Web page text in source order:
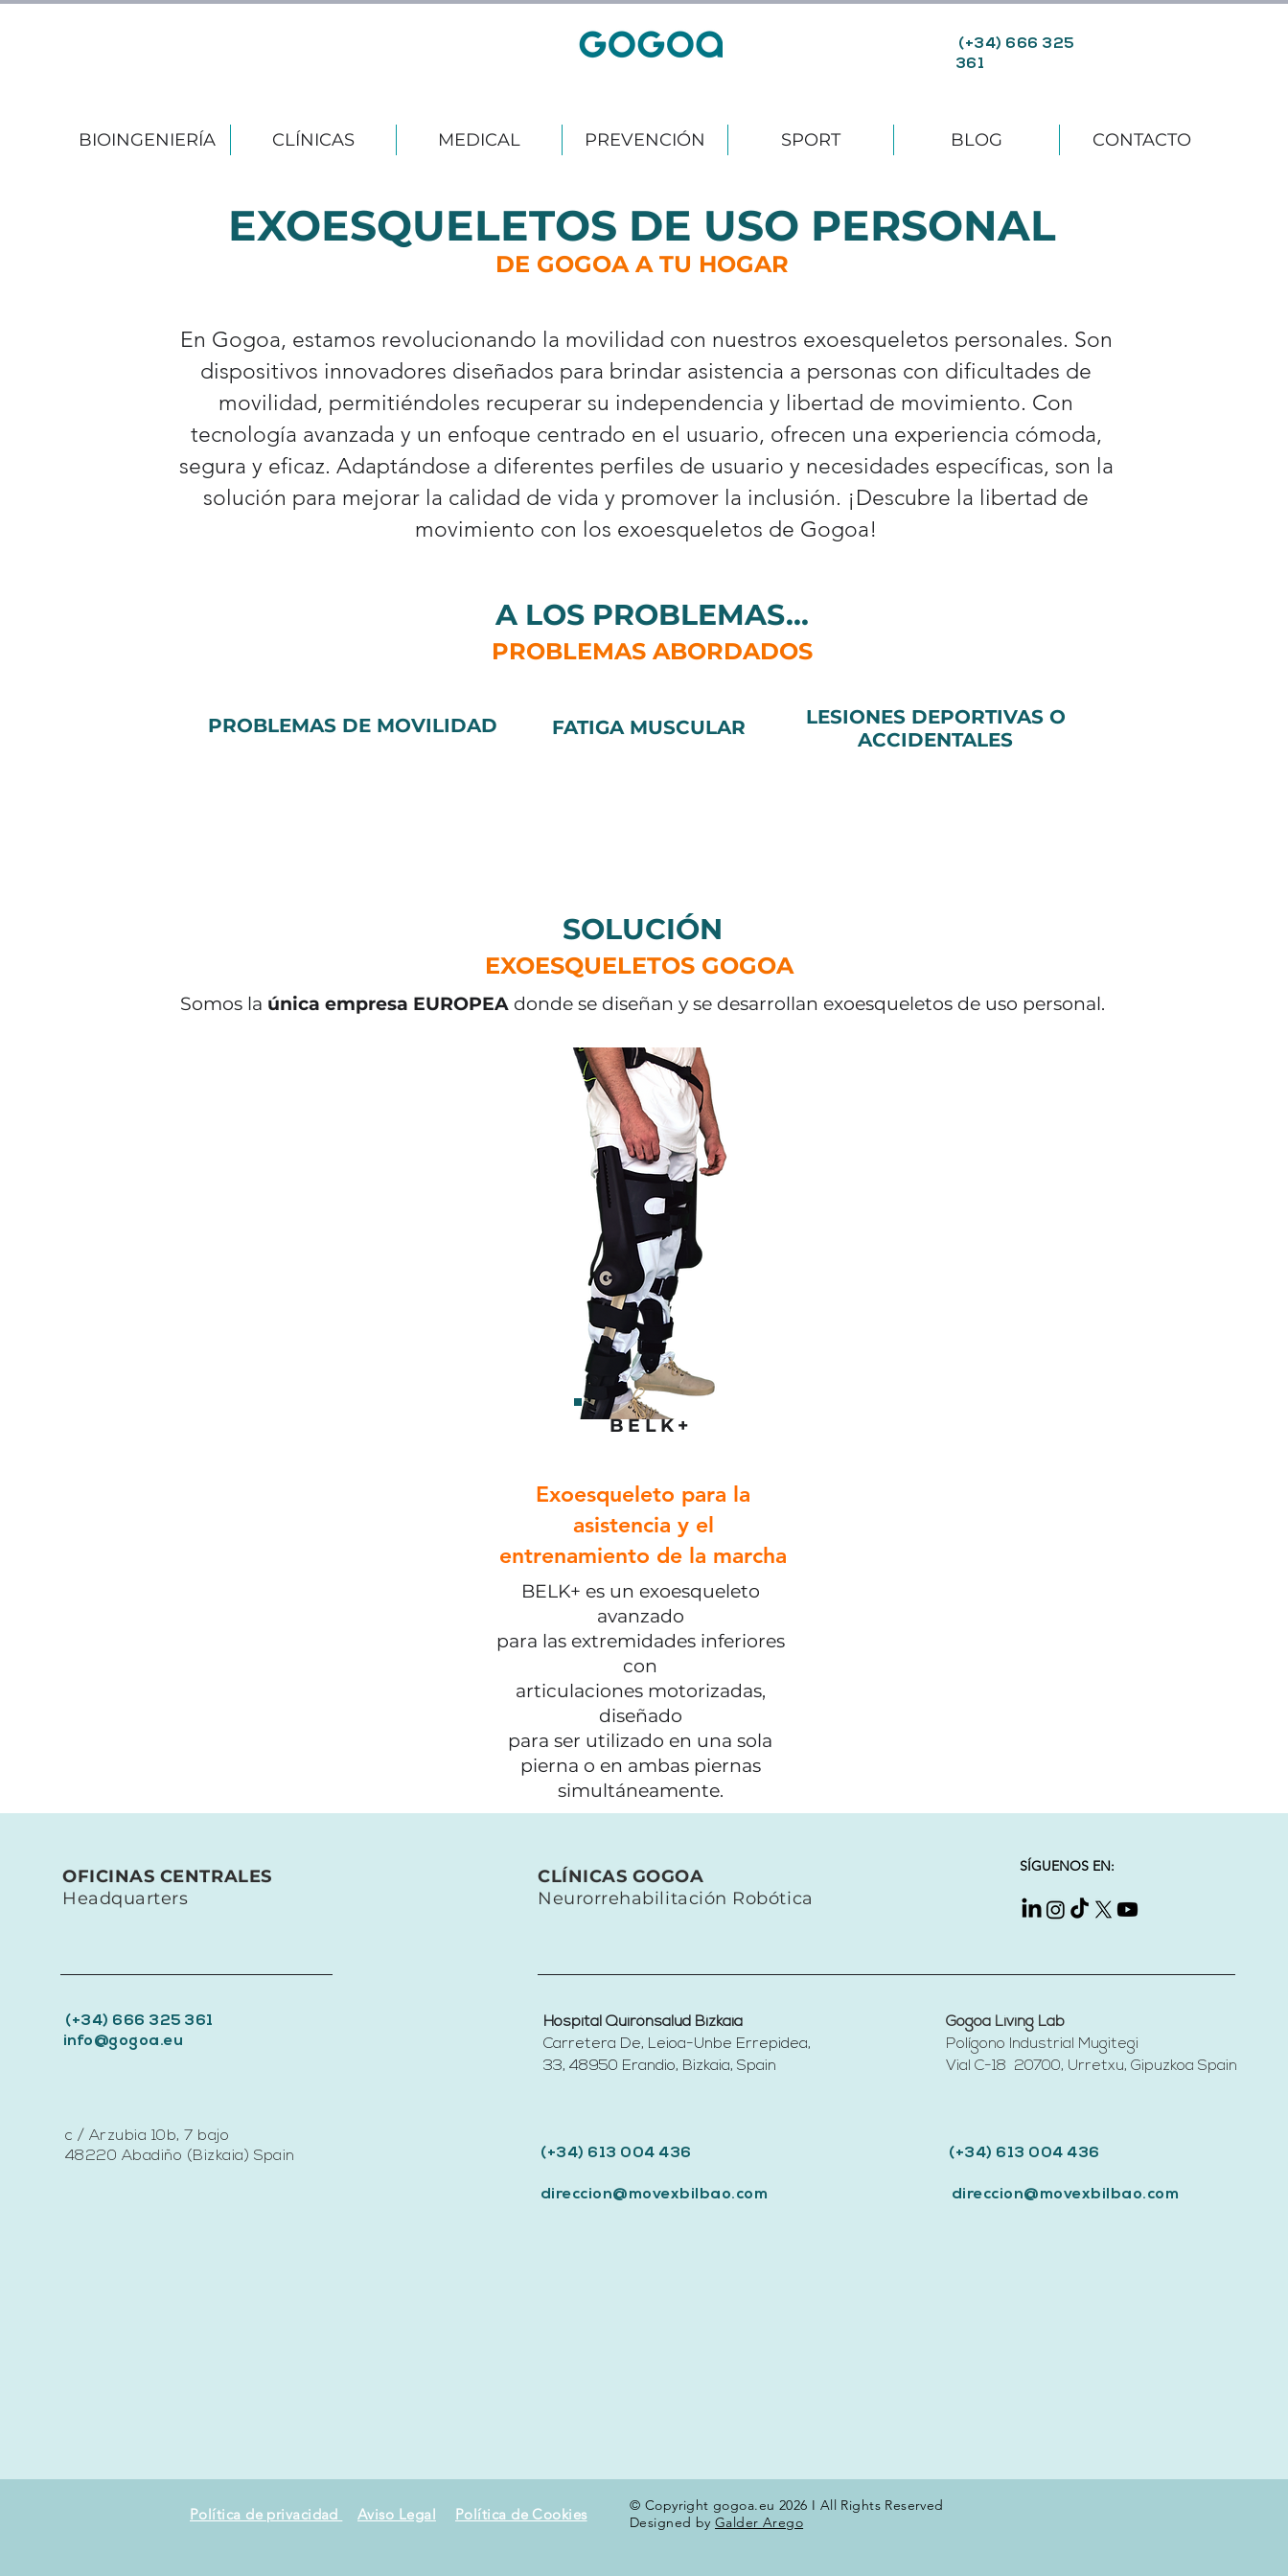
(+34) 666 325
361
BIOINGENIERÍA CLÍNICAS MEDICAL PREVENCIÓN SPORT BLOG CONTACTO
EXOESQUELETOS DE USO PERSONAL
DE GOGOA A TU HOGAR
En Gogoa, estamos revolucionando la movilidad con nuestros exoesqueletos personales. Son
dispositivos innovadores diseñados para brindar asistencia a personas con dificultades de
movilidad, permitiéndoles recuperar su independencia y libertad de movimiento. Con
tecnología avanzada y un enfoque centrado en el usuario, ofrecen una experiencia cómoda,
segura y eficaz. Adaptándose a diferentes perfiles de usuario y necesidades específicas, son la
solución para mejorar la calidad de vida y promover la inclusión. ¡Descubre la libertad de
movimiento con los exoesqueletos de Gogoa!
A LOS PROBLEMAS...
PROBLEMAS ABORDADOS
PROBLEMAS DE MOVILIDAD
LESIONES DEPORTIVAS O
ACCIDENTALES
FATIGA MUSCULAR
SOLUCIÓN
EXOESQUELETOS GOGOA
Somos la única empresa EUROPEA donde se diseñan y se desarrollan exoesqueletos de uso personal.
BELK+
Exoesqueleto para la
asistencia y el
entrenamiento de la marcha
BELK+ es un exoesqueleto
avanzado
para las extremidades inferiores
con
articulaciones motorizadas,
diseñado
para ser utilizado en una sola
pierna o en ambas piernas
simultáneamente.
OFICINAS CENTRALES
Headquarters
(+34) 666 325 361
info@gogoa.eu
c / Arzubia 10b, 7 bajo
48220 Abadiño (Bizkaia) Spain
CLÍNICAS GOGOA
Neurorrehabilitación Robótica
SÍGUENOS EN:
Hospital Quirónsalud Bizkaia
Carretera De, Leioa-Unbe Errepidea,
33, 48950 Erandio, Bizkaia, Spain​
(+34) 613 004 436
direccion@movexbilbao.com
Gogoa Living Lab
Polígono Industrial Mugitegi
Vial C-18 20700, Urretxu, Gipuzkoa Spain​
(+34) 613 004 436
direccion@movexbilbao.com
Política de privacidad Aviso Legal Política de Cookies
© Copyright gogoa.eu 2026 I All Rights Reserved
Designed byGalder Arego